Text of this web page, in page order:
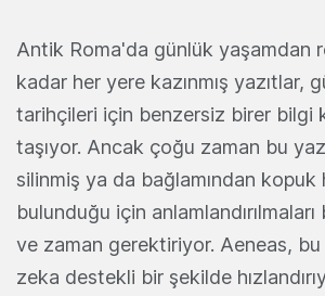
Antik Roma'da günlük yaşamdan
kadar her yere kazınmış yazıtlar,
tarihçileri için benzersiz birer bilgi
taşıyor. Ancak çoğu zaman bu
silinmiş ya da bağlamından kopuk
bulunduğu için
ve zaman gerektiriyor. Aeneas,
zeka destekli bir şekilde